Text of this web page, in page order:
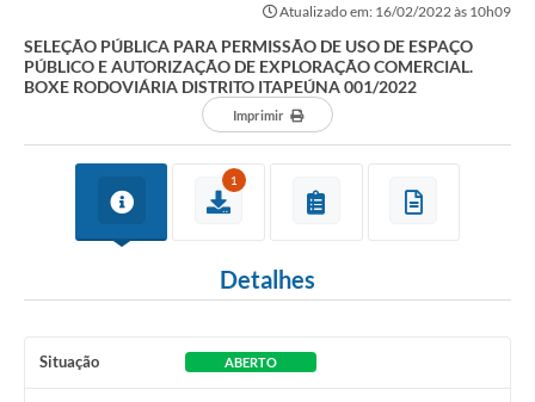
Atualizado em: 16/02/2022 às 10h09
SELEÇÃO PÚBLICA PARA PERMISSÃO DE USO DE ESPAÇO
PÚBLICO E AUTORIZAÇÃO DE EXPLORAÇÃO COMERCIAL.
BOXE RODOVIÁRIA DISTRITO ITAPEÚNA 001/2022
Imprimir
1
Detalhes
Situação ABERTO